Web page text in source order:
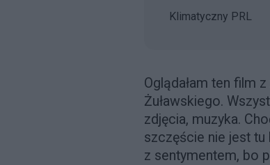
Klimatyczny PRL
Oglądałam ten film
Żuławskiego.
zdjęcia, muzyka.
szczęście nie jest tu
z sentymentem, bo